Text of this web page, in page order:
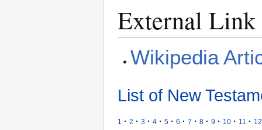
External Link
Wikipedia
List of New
1 · 2 · 3 · 4 · 5 · 6 · 7 · 8 · 9 · 10 · 11 · 12